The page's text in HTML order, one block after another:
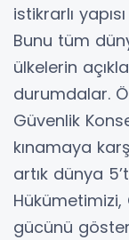
istikrarlı
Bunu tüm
ülkelerin
durumdalar.
Güvenlik
kınamaya
artık dünya
Hükümetimizi,
gücünü